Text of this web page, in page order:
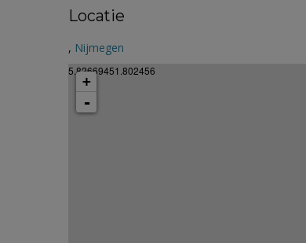
Locatie
, Nijmegen
5.82669451.802456
+
-